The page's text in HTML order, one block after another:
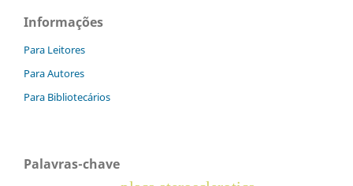
Informações
Para Leitores
Para Autores
Para Bibliotecários
Palavras-chave